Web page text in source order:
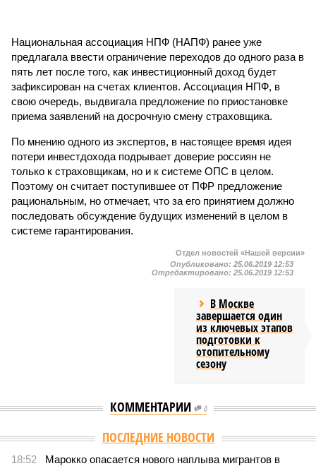
Национальная ассоциация НПФ (НАПФ) ранее уже
предлагала ввести ограничение переходов до одного раза в
пять лет после того, как инвестиционный доход будет
зафиксирован на счетах клиентов. Ассоциация НПФ, в
свою очередь, выдвигала предложение по приостановке
приема заявлений на досрочную смену страховщика.
По мнению одного из экспертов, в настоящее время идея
потери инвестдохода подрывает доверие россиян не
только к страховщикам, но и к системе ОПС в целом.
Поэтому он считает поступившее от ПФР предложение
рациональным, но отмечает, что за его принятием должно
последовать обсуждение будущих изменений в целом в
системе гарантирования.
Отдел новостей «Нашей версии»
Опубликовано: 25.06.2019 12:53
Отредактировано: 25.06.2019 12:53
В Москве
завершается один
из ключевых этапов
подготовки к
отопительному
сезону
КОММЕНТАРИИ 0
ПОСЛЕДНИЕ НОВОСТИ
18:52
Марокко опасается нового наплыва мигрантов в